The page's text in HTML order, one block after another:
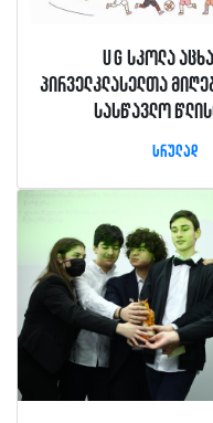
UG სკოლა
პირველკლასელთა
სასწავლო
სრულად